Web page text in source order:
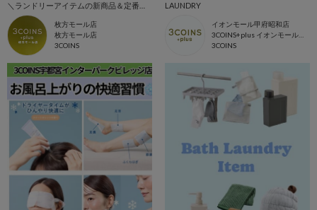
枚方モール店
枚方モール店
3COINS
LAUNDRY
イオンモール甲府昭和店
3COINS